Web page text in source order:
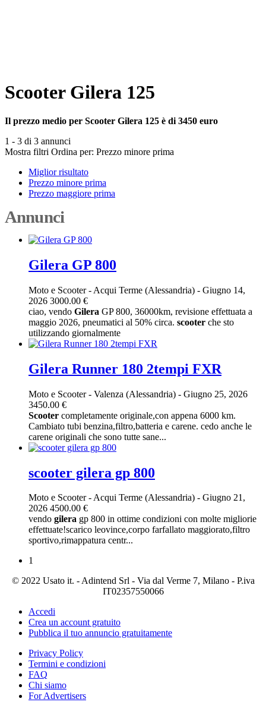
Scooter Gilera 125
Il prezzo medio per Scooter Gilera 125 è di 3450 euro
1 - 3 di 3 annunci
Mostra filtri Ordina per: Prezzo minore prima
Miglior risultato
Prezzo minore prima
Prezzo maggiore prima
Annunci
Gilera GP 800
Moto e Scooter- Acqui Terme (Alessandria) - Giugno 14,
2026 3000.00 €
ciao, vendo Gilera GP 800, 36000km, revisione effettuata a
maggio 2026, pneumatici al 50% circa. scooter che sto
utilizzando giornalmente
Gilera Runner 180 2tempi FXR
Moto e Scooter- Valenza (Alessandria) - Giugno 25, 2026
3450.00 €
Scooter completamente originale,con appena 6000 km.
Cambiato tubi benzina,filtro,batteria e carene. cedo anche le
carene originali che sono tutte sane...
scooter gilera gp 800
Moto e Scooter-Acqui Terme (Alessandria) - Giugno 21,
2026 4500.00 €
vendo gilera gp 800 in ottime condizioni con molte migliorie
effettuate!scarico leovince,corpo farfallato maggiorato,filtro
sportivo,rimappatura centr...
1
© 2022 Usato it. - Adintend Srl - Via dal Verme 7, Milano - P.iva
IT02357550066
Accedi
Crea un account gratuito
Pubblica il tuo annuncio gratuitamente
Privacy Policy
Termini e condizioni
FAQ
Chi siamo
For Advertisers